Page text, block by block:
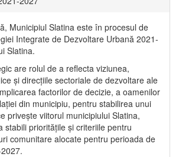
Municipiul Slatina este în procesul de
Integrate de Dezvoltare Urbană 2021‐
Slatina.
are rolul de a reflecta viziunea,
și direcțiile sectoriale de dezvoltare ale
factorilor de decizie, a oamenilor
din municipiu, pentru stabilirea unui
privește viitorul municipiului Slatina,
stabili prioritățile și criteriile pentru
comunitare alocate pentru perioada de